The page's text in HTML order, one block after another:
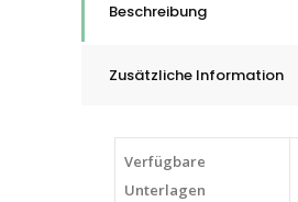
quantity
Beschreibung
Zusätzliche Information
Verfügbare
Unterlagen